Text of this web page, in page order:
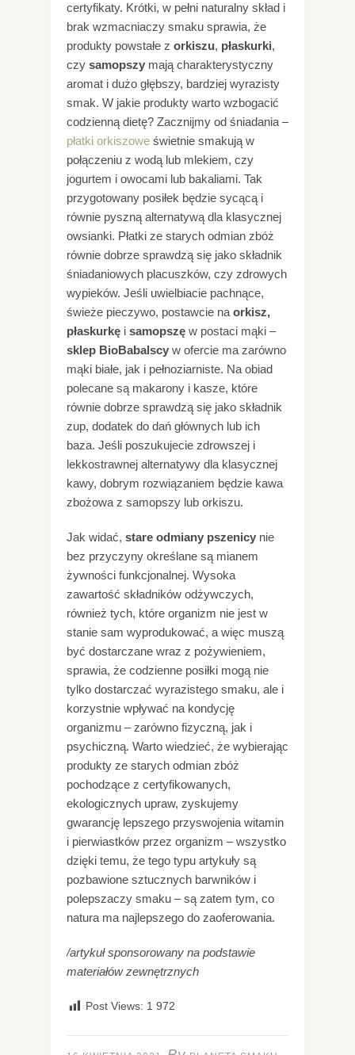
certyfikaty. Krótki, w pełni naturalny skład i
brak wzmacniaczy smaku sprawia, że
produkty powstałe z orkiszu, płaskurki,
czy samopszy mają charakterystyczny
aromat i dużo głębszy, bardziej wyrazisty
smak. W jakie produkty warto wzbogacić
codzienną dietę? Zacznijmy od śniadania –
płatki orkiszowe świetnie smakują w
połączeniu z wodą lub mlekiem, czy
jogurtem i owocami lub bakaliami. Tak
przygotowany posiłek będzie sycącą i
równie pyszną alternatywą dla klasycznej
owsianki. Płatki ze starych odmian zbóż
równie dobrze sprawdzą się jako składnik
śniadaniowych placuszków, czy zdrowych
wypieków. Jeśli uwielbiacie pachnące,
świeże pieczywo, postawcie na orkisz,
płaskurkę i samopszę w postaci mąki –
sklep BioBabalscy w ofercie ma zarówno
mąki białe, jak i pełnoziarniste. Na obiad
polecane są makarony i kasze, które
równie dobrze sprawdzą się jako składnik
zup, dodatek do dań głównych lub ich
baza. Jeśli poszukujecie zdrowszej i
lekkostrawnej alternatywy dla klasycznej
kawy, dobrym rozwiązaniem będzie kawa
zbożowa z samopszy lub orkiszu.
Jak widać, stare odmiany pszenicy nie
bez przyczyny określane są mianem
żywności funkcjonalnej. Wysoka
zawartość składników odżywczych,
również tych, które organizm nie jest w
stanie sam wyprodukować, a więc muszą
być dostarczane wraz z pożywieniem,
sprawia, że codzienne posiłki mogą nie
tylko dostarczać wyrazistego smaku, ale i
korzystnie wpływać na kondycję
organizmu – zarówno fizyczną, jak i
psychiczną. Warto wiedzieć, że wybierając
produkty ze starych odmian zbóż
pochodzące z certyfikowanych,
ekologicznych upraw, zyskujemy
gwarancję lepszego przyswojenia witamin
i pierwiastków przez organizm – wszystko
dzięki temu, że tego typu artykuły są
pozbawione sztucznych barwników i
polepszaczy smaku – są zatem tym, co
natura ma najlepszego do zaoferowania.
/artykuł sponsorowany na podstawie
materiałów zewnętrznych
Post Views: 1 972